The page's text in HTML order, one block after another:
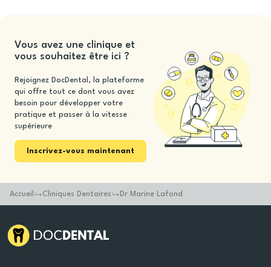
Vous avez une clinique et
vous souhaitez être ici ?
Rejoignez DocDental, la plateforme
qui offre tout ce dont vous avez
besoin pour développer votre
pratique et passer à la vitesse
supérieure
Inscrivez-vous maintenant
Accueil Cliniques Dentaires Dr Marine Lafond